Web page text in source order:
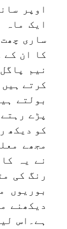
اوپر
ایک ماہ
ساری
کا ان کے
نیم
کرتے
بولتے
پڑے
کو دیکھ
مجھے
نے یہ
رنگ کی
بوریوں
دیکھنے
ہے۔اس